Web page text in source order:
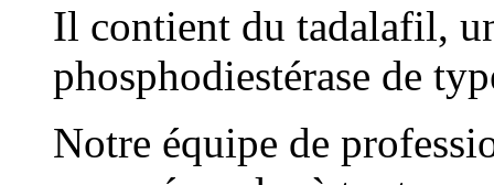
Il contient du tadalafil,
phosphodiestérase de
Notre équipe de